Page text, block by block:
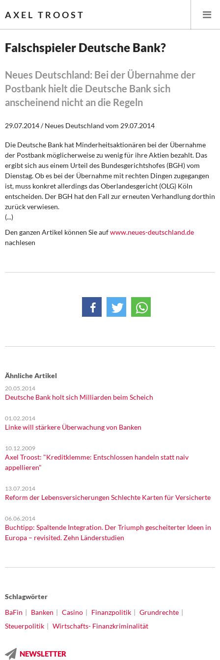
AXEL TROOST
Themen
Steuer- und Finanzpolitik
Öffentliche Infrastruktur und Daseinsvorsorge
Eurokrise und Griechenland
Weitere Themen
Memo-Gruppe
Institut Solidarische Moderne
Rosa-Luxemburg-Stiftung
Über mich
Falschspieler Deutsche Bank?
Neues Deutschland: Bei der Übernahme der
Postbank hielt die Deutsche Bank sich
anscheinend nicht an die Regeln
29.07.2014 / Neues Deutschland vom 29.07.2014
Die Deutsche Bank hat Minderheitsaktionären bei der Übernahme
der Postbank möglicherweise zu wenig für ihre Aktien bezahlt. Das
ergibt sich aus einem Urteil des Bundesgerichtshofes (BGH) vom
Dienstag. Ob es bei der Übernahme mit rechten Dingen zugegangen
ist, muss konkret allerdings das Oberlandesgericht (OLG) Köln
entscheiden. Der BGH hat den Fall zur erneuten Verhandlung dorthin
zurück verwiesen.
(...)
Den ganzen Artikel können Sie aufwww.neues-deutschland.de
nachlesen
Ähnliche Artikel
20.05.2014
Deutsche Bank holt sich Milliarden beim Scheich
01.02.2014
Linke will stärkere Überwachung von Banken
10.12.2009
Axel Troost: "Kreditklemme: Entschlossen handeln statt naiv
appellieren"
13.07.2014
Reform der Lebensversicherungen Schlechte Karten für Versicherte
06.06.2014
Buchtipp: Spaltende Integration. Der Triumph gescheiterter Ideen in
Europa – revisited. Zehn Länderstudien
Schlagwörter
BaFin
Banken Casino Finanzpolitik
Grundrechte
Steuerpolitik
Wirtschafts- Finanzkriminalität
NEWSLETTER